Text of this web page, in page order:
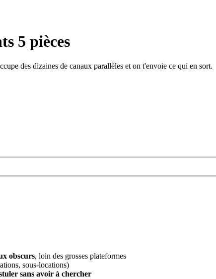
5 pièces
des dizaines de canaux parallèles et on t'envoie ce qui en sort.
obscurs, loin des grosses plateformes
sous-locations)
sans avoir à chercher